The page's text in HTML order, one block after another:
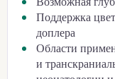
Поддержка
доплера
Области
и